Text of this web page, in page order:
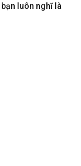
luôn nghĩ là